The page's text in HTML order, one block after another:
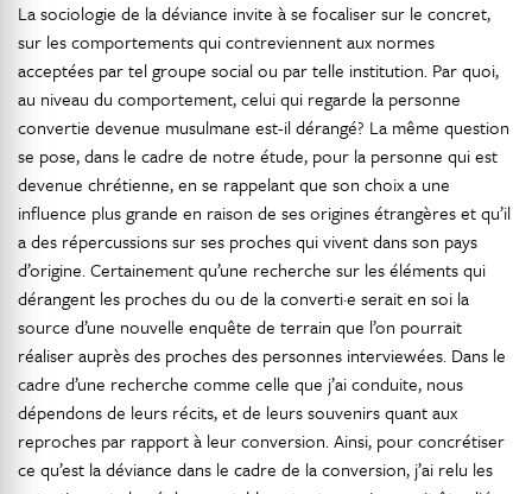
La sociologie de la déviance invite à se focaliser sur le concret,
sur les comportements qui contreviennent aux normes
acceptées par tel groupe social ou par telle institution. Par quoi,
au niveau du comportement, celui qui regarde la personne
convertie devenue musulmane est-il dérangé? La même question
se pose, dans le cadre de notre étude, pour la personne qui est
devenue chrétienne, en se rappelant que son choix a une
influence plus grande en raison de ses origines étrangères et qu’il
a des répercussions sur ses proches qui vivent dans son pays
d’origine. Certainement qu’une recherche sur les éléments qui
dérangent les proches du ou de la converti·e serait en soi la
source d’une nouvelle enquête de terrain que l’on pourrait
réaliser auprès des proches des personnes interviewées. Dans le
cadre d’une recherche comme celle que j’ai conduite, nous
dépendons de leurs récits, et de leurs souvenirs quant aux
reproches par rapport à leur conversion. Ainsi, pour concrétiser
ce qu’est la déviance dans le cadre de la conversion, j’ai relu les